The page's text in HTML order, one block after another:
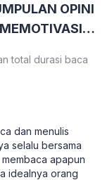
OPINI
LITERASI)
total durasi baca
dan menulis
selalu bersama
apapun
idealnya orang